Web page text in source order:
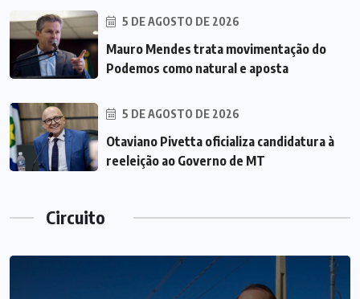
5 DE AGOSTO DE 2026
Mauro Mendes trata movimentação do
Podemos como natural e aposta
5 DE AGOSTO DE 2026
Otaviano Pivetta oficializa candidatura à
reeleição ao Governo de MT
Circuito